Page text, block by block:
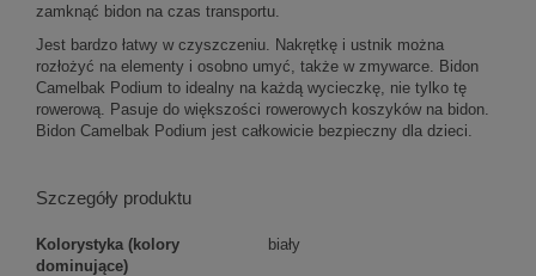
zamknąć bidon na czas transportu.
Jest bardzo łatwy w czyszczeniu. Nakrętkę i ustnik można
rozłożyć na elementy i osobno umyć, także w zmywarce. Bidon
Camelbak Podium to idealny na każdą wycieczkę, nie tylko tę
rowerową. Pasuje do większości rowerowych koszyków na bidon.
Bidon Camelbak Podium jest całkowicie bezpieczny dla dzieci.
Szczegóły produktu
Kolorystyka (kolory
dominujące)
biały